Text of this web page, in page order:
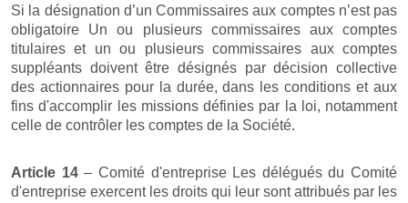
Si la désignation d’un Commissaires aux comptes n’est pas
obligatoire Un ou plusieurs commissaires aux comptes
titulaires et un ou plusieurs commissaires aux comptes
suppléants doivent être désignés par décision collective
des actionnaires pour la durée, dans les conditions et aux
fins d'accomplir les missions définies par la loi, notamment
celle de contrôler les comptes de la Société.
Article 14– Comité d'entreprise Les délégués du Comité
d'entreprise exercent les droits qui leur sont attribués par les